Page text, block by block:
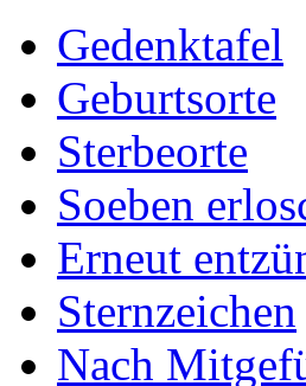
Gedenktafel
Geburtsorte
Sterbeorte
Soeben
Erneut
Sternzeichen
Nach